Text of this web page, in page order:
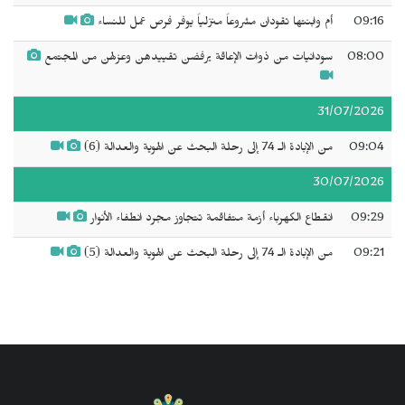
09:16 أم وابنتها تقودان مشروعاً منزلياً يوفر فرص عمل للنساء
08:00 سودانيات من ذوات الإعاقة يرفضن تقييدهن وعزلهن من المجتمع
31/07/2026
09:04 من الإبادة الـ 74 إلى رحلة البحث عن الهوية والعدالة (6)
30/07/2026
09:29 انقطاع الكهرباء أزمة متفاقمة تتجاوز مجرد انطفاء الأنوار
09:21 من الإبادة الـ 74 إلى رحلة البحث عن الهوية والعدالة (5)